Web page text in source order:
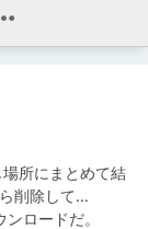
所にまとめて結
削除して…
ロードだ。